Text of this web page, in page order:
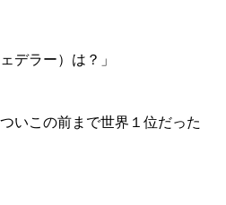
ラー）は？」
この前まで世界１位だった